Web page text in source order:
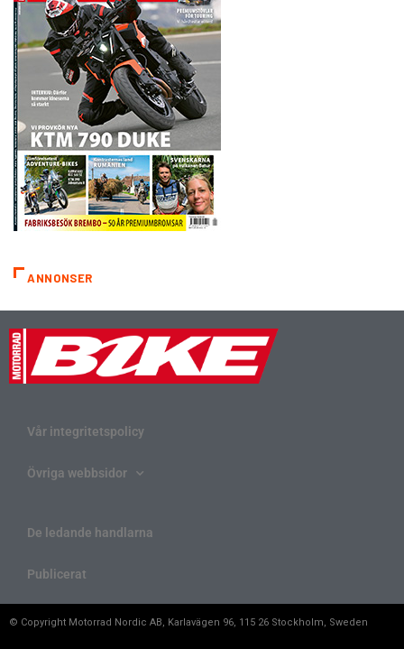
ANNONSER
Vår integritetspolicy
Övriga webbsidor
De ledande handlarna
Publicerat
© Copyright Motorrad Nordic AB, Karlavägen 96, 115 26 Stockholm, Sweden